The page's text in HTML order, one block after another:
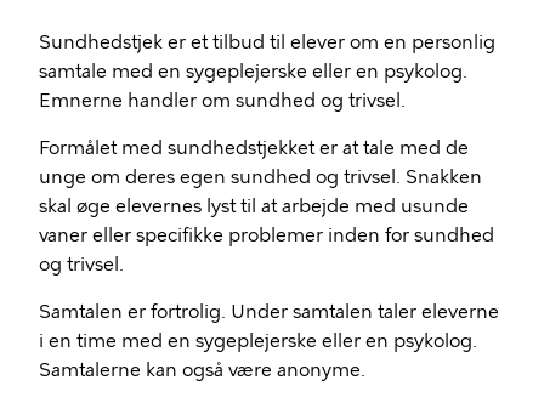
Sundhedstjek er et tilbud til elever om en personlig
samtale med en sygeplejerske eller en psykolog.
Emnerne handler om sundhed og trivsel.
Formålet med sundhedstjekket er at tale med de
unge om deres egen sundhed og trivsel. Snakken
skal øge elevernes lyst til at arbejde med usunde
vaner eller specifikke problemer inden for sundhed
og trivsel.
Samtalen er fortrolig. Under samtalen taler eleverne
i en time med en sygeplejerske eller en psykolog.
Samtalerne kan også være anonyme.